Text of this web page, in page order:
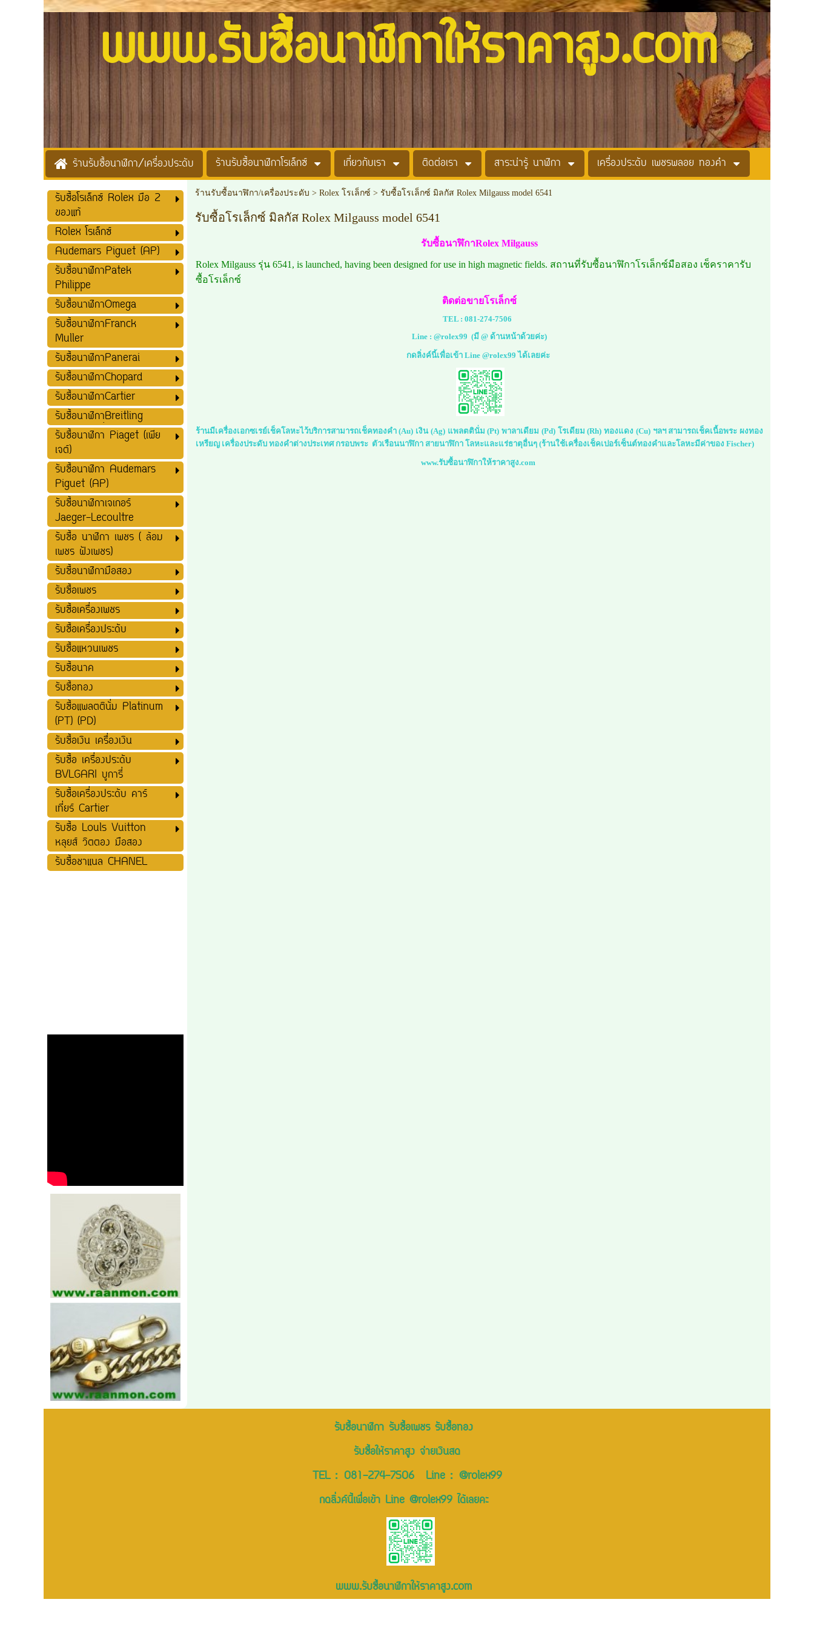
www.รับซื้อนาฬิกาให้ราคาสูง.com
ร้านรับซื้อนาฬิกา/เครื่องประดับ ร้านรับซื้อนาฬิกาโรเล็กซ์ เกี่ยวกับเรา ติดต่อเรา สาระน่ารู้ นาฬิกา เครื่องประดับ เพชรพลอย ทองคำ
รับซื้อโรเล็กซ์ Rolex มือ 2
ของแท้
Rolex โรเล็กซ์
Audemars Piguet (AP)
รับซื้อนาฬิกาPatek
Philippe
รับซื้อนาฬิกาOmega
รับซื้อนาฬิกาFranck
Muller
รับซื้อนาฬิกาPanerai
รับซื้อนาฬิกาChopard
รับซื้อนาฬิกาCartier
รับซื้อนาฬิกาฺฺBreitling
รับซื้อนาฬิกา Piaget (เพีย
เจต์)
รับซื้อนาฬิกา Audemars
Piguet (AP)
รับซื้อนาฬิกาเจเกอร์
Jaeger-Lecoultre
รับซื้อ นาฬิกา เพชร ( ล้อม
เพชร ฝังเพชร)
รับซื้อนาฬิกามือสอง
รับซื้อเพชร
รับซื้อเครื่องเพชร
รับซื้อเครื่องประดับ
รับซื้อแหวนเพชร
รับซื้อนาค
รับซื้อทอง
รับซื้อแพลตตินั่ม Platinum
(PT) (PD)
รับซื้อเงิน เครื่องเงิน
รับซื้อ เครื่องประดับ
BVLGARI บูการี่
รับซื้อเครื่องประดับ คาร์
เที่ยร์ Cartier
รับซื้อ Louls Vuitton
หลุยส์ วิตตอง มือสอง
รับซื้อชาแนล CHANEL
ร้านรับซื้อนาฬิกา/เครื่องประดับ > Rolex โรเล็กซ์ > รับซื้อโรเล็กซ์ มิลกัส Rolex Milgauss model 6541
รับซื้อโรเล็กซ์ มิลกัส Rolex Milgauss model 6541
รับซื้อนาฬิกาRolex Milgauss
Rolex Milgauss รุ่น 6541, is launched, having been designed for use in high magnetic fields. สถานที่รับซื้อนาฬิกาโรเล็กซ์มือสอง เช็คราคารับ
ซื้อโรเล็กซ์
ติดต่อขายโรเล็กซ์
TEL : 081-274-7506
Line : @rolex99 (มี @ ด้านหน้าด้วยค่ะ)
กดลิ่งค์นี้เพื่อเข้า Line @rolex99 ได้เลยค่ะ
ร้านมีเครื่องเอกซเรย์เช็คโลหะไว้บริการสามารถเช็คทองคำ (Au) เงิน (Ag) แพลตตินั่ม (Pt) พาลาเดียม (Pd) โรเดียม (Rh) ทองแดง (Cu) ฯลฯ สามารถเช็คเนื้อพระ ผงทอง
เหรียญ เครื่องประดับ ทองคำต่างประเทศ กรอบพระ ตัวเรือนนาฬิกา สายนาฬิกา โลหะและแร่ธาตุอื่นๆ (ร้านใช้เครื่องเช็คเปอร์เซ็นต์ทองคำและโลหะมีค่าของ Fischer)
www.รับซื้อนาฬิกาให้ราคาสูง.com
รับซื้อนาฬิกา รับซื้อเพชร รับซื้อทอง
รับซื้อให้ราคาสูง จ่ายเงินสด
TEL : 081-274-7506Line : @rolex99
กดลิ่งค์นี้เพื่อเข้า Line @rolex99 ได้เลยคะ
www.รับซื้อนาฬิกาให้ราคาสูง.com